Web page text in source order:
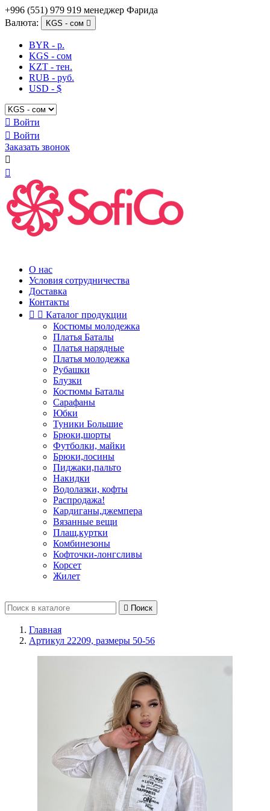
+996 (551) 979 919 менеджер Фарида
Валюта:
KGS - сом 
BYR - р.
KGS - сом
KZT - тен.
RUB - руб.
USD - $
 Войти
 Войти
Заказать звонок


О нас
Условия сотрудничества
Доставка
Контакты
  Каталог продукции
Костюмы молодежка
Платья Баталы
Платья нарядные
Платья молодежка
Рубашки
Блузки
Костюмы Баталы
Сарафаны
Юбки
Туники Большие
Брюки,шорты
Футболки, майки
Брюки,лосины
Пиджаки,пальто
Накидки
Водолазки, кофты
Распродажа!
Кардиганы,джемпера
Вязанные вещи
Плащ,куртки
Комбинезоны
Кофточки-лонгсливы
Корсет
Жилет
 Поиск
Главная
Артикул 22209, размеры 50-56